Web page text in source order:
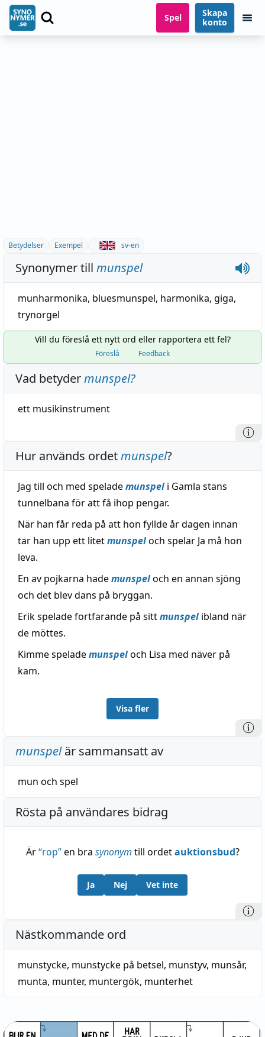
Spel
Skapa
konto
Betydelser Exempel sv-en
Synonymer till munspel
munharmonika, bluesmunspel, harmonika, giga,
trynorgel
Vill du föreslå ett nytt ord eller rapportera ett fel?
Föreslå Feedback
Vad betydermunspel?
ett musikinstrument
Hur används ordetmunspel?
Jag till och med spelademunspeli Gamla stans
tunnelbana för att få ihop pengar.
När han får reda på att hon fyllde år dagen innan
tar han upp ett litetmunspeloch spelar Ja må hon
leva.
En av pojkarna hademunspeloch en annan sjöng
och det blev dans på bryggan.
Erik spelade fortfarande på sittmunspelibland när
de möttes.
Kimme spelademunspeloch Lisa med näver på
kam.
Visa fler
munspelär sammansatt av
mun och spel
Rösta på användares bidrag
Är“rop”en bra synonym till ordetauktionsbud?
Ja Nej Vet inte
Nästkommande ord
munstycke, munstycke på betsel, munstyv, munsår,
munta, munter, muntergök, munterhet